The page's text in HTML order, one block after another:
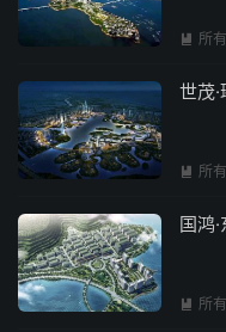
 所
世茂
 所
国鸿
 所